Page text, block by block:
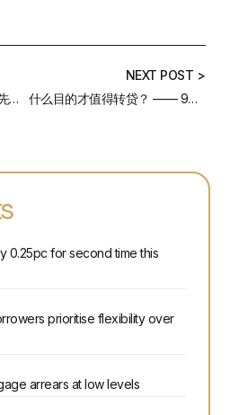
为什么房子估价越来越低？先弄懂银行是如何做估价的
NEXT POST >
什么目的才值得转贷？ —— 9月澳洲房贷利率总结
0.25pc for second time this
prioritise flexibility over
arrears at low levels